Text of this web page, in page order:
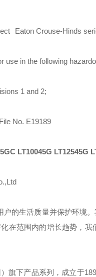
Eaton Crouse-Hinds
use in the following
1 and 2;
No. E19189
LT10045G LT12545G
的生活质量并保护环境
在范围内的增长趋势，
旗下产品系列，成立于